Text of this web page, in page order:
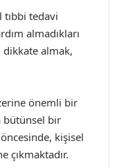
tedavi
almadıkları
almak,
önemli bir
bütünsel bir
kişisel
çıkmaktadır.